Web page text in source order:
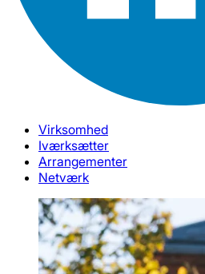
Virksomhed
Iværksætter
Arrangementer
Netværk